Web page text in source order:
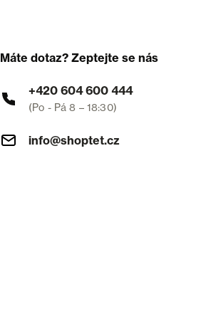
Máte dotaz? Zeptejte se nás
+420 604 600 444
(Po - Pá 8 – 18:30)
info@shoptet.cz